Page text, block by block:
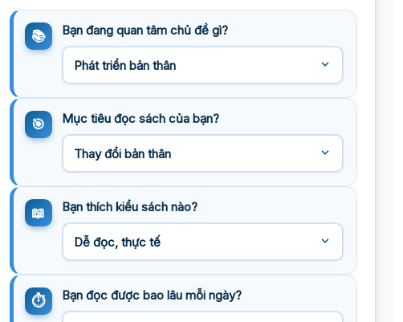
Bạn đang quan tâm chủ đề gì?
Mục tiêu đọc sách của bạn?
Bạn thích kiểu sách nào?
Bạn đọc được bao lâu mỗi ngày?